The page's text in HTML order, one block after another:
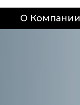
О Компании